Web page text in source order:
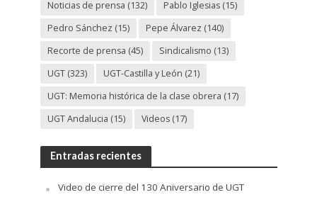
Noticias de prensa (132) Pablo Iglesias(15)
Pedro Sánchez (15) Pepe Álvarez (140)
Recorte de prensa (45) Sindicalismo (13)
UGT(323) UGT-Castilla y León (21)
UGT: Memoria histórica de la clase obrera (17)
UGT Andalucia (15) Videos(17)
Entradas recientes
Video de cierre del 130 Aniversario de UGT